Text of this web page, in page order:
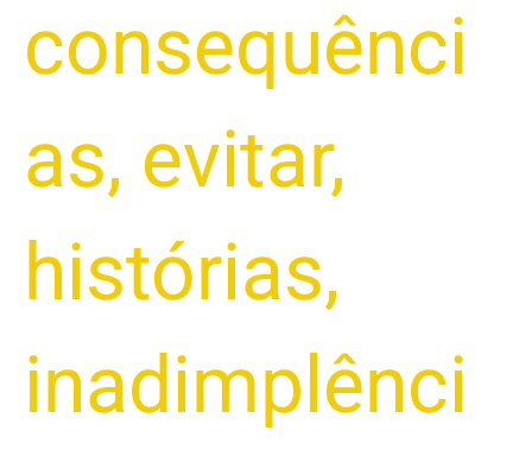
consequênci
as, evitar,
histórias,
inadimplênci